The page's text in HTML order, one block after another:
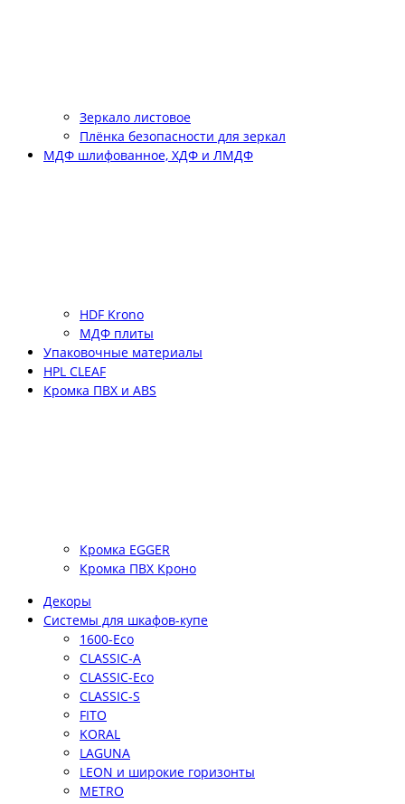
Зеркало листовое
Плёнка безопасности для зеркал
МДФ шлифованное, ХДФ и ЛМДФ
HDF Krono
МДФ плиты
Упаковочные материалы
HPL CLEAF
Кромка ПВХ и ABS
Кромка EGGER
Кромка ПВХ Кроно
Декоры
Системы для шкафов-купе
1600-Eco
CLASSIC-A
CLASSIC-Eco
CLASSIC-S
FITO
KORAL
LAGUNA
LEON и широкие горизонты
METRO